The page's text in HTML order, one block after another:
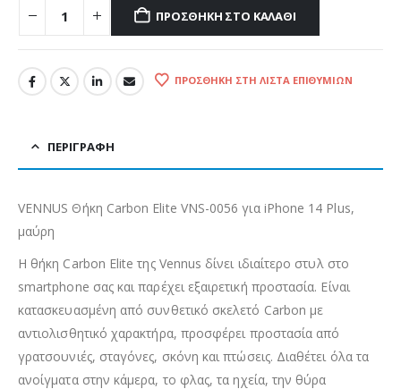
ΠΡΟΣΘΉΚΗ ΣΤΟ ΚΑΛΆΘΙ
ΠΡΟΣΘΉΚΗ ΣΤΗ ΛΊΣΤΑ ΕΠΙΘΥΜΙΏΝ
ΠΕΡΙΓΡΑΦΉ
VENNUS Θήκη Carbon Elite VNS-0056 για iPhone 14 Plus,
μαύρη
Η θήκη Carbon Elite της Vennus δίνει ιδιαίτερο στυλ στο
smartphone σας και παρέχει εξαιρετική προστασία. Είναι
κατασκευασμένη από συνθετικό σκελετό Carbon με
αντιολισθητικό χαρακτήρα, προσφέρει προστασία από
γρατσουνιές, σταγόνες, σκόνη και πτώσεις. Διαθέτει όλα τα
ανοίγματα στην κάμερα, το φλας, τα ηχεία, την θύρα